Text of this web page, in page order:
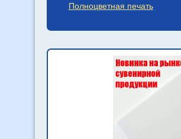
Полноцветная печать